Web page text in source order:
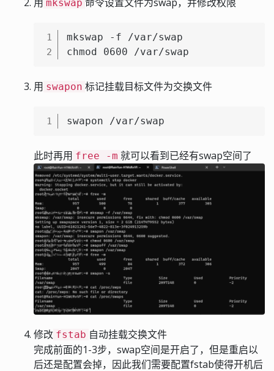
mkswap
1
2
mkswap -f /var/swap
chmod 0600 /var/swap
用 swapon 标记挂载目标文件为交换文件
1 swapon /var/swap
此时再用 free -m 就可以看到已经有swap空间了
修改 fstab 自动挂载交换文件
完成前面的1-3步，swap空间是开启了，但是重启以
后还是配置会掉，因此我们需要配置fstab使得开机后